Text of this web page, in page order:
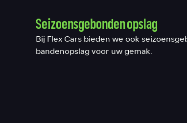
Seizoensgebonden opslag
Bij Flex Cars bieden we ook
bandenopslag voor uw gemak.